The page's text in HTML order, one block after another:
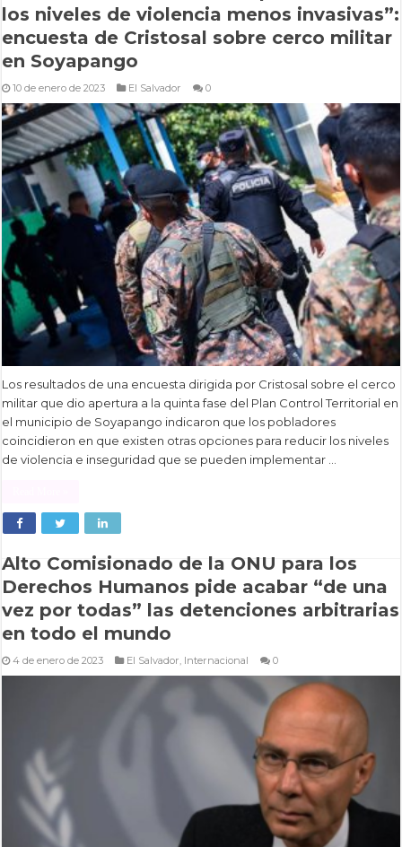
los niveles de violencia menos invasivas”:
encuesta de Cristosal sobre cerco militar
en Soyapango
10 de enero de 2023 El Salvador 0
Los resultados de una encuesta dirigida por Cristosal sobre el cerco
militar que dio apertura a la quinta fase del Plan Control Territorial en
el municipio de Soyapango indicaron que los pobladores
coincidieron en que existen otras opciones para reducir los niveles
de violencia e inseguridad que se pueden implementar …
Alto Comisionado de la ONU para los
Derechos Humanos pide acabar “de una
vez por todas” las detenciones arbitrarias
en todo el mundo
4 de enero de 2023 El Salvador, Internacional 0